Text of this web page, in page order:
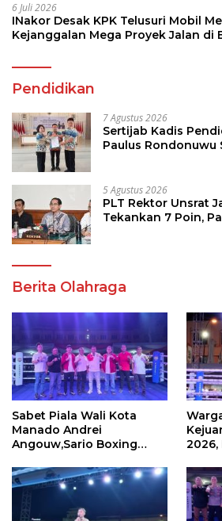
6 Juli 2026
INakor Desak KPK Telusuri Mobil
Kejanggalan Mega Proyek Jalan di
Pendidikan
7 Agustus 2026
Sertijab Kadis
Paulus Rondonuwu
5 Agustus 2026
PLT Rektor Unsrat
Tekankan 7 Poin,
Berita Olahraga
Sabet Piala Wali Kota
Manado Andrei
Angouw,Sario Boxing
Perbati 2026